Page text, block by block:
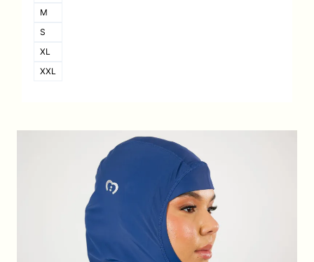
M
S
XL
XXL